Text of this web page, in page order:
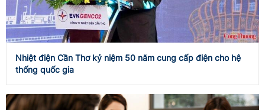
Nhiệt điện Cần Thơ kỷ niệm 50 năm cung cấp điện cho hệ
thống quốc gia